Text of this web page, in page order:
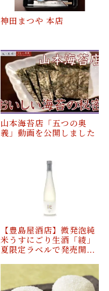
神田まつや 本店
山本海苔店「五つの奥
義」動画を公開しました
【豊島屋酒店】微発泡純
米うすにごり生酒「綾」
夏限定ラベルで発売開…